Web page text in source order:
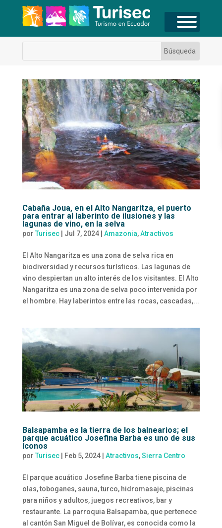
Cabaña Joua, en el Alto Nangaritza, el puerto
para entrar al laberinto de ilusiones y las
lagunas de vino, en la selva
por Turisec| Jul 7, 2024| Amazonia,Atractivos
El Alto Nangaritza es una zona de selva rica en
biodiversidad y recursos turísticos. Las lagunas de
vino despiertan un alto interés de los visitantes. El Alto
Nangaritza es una zona de selva poco intervenida por
el hombre. Hay laberintos entre las rocas, cascadas,...
Balsapamba es la tierra de los balnearios; el
parque acuático Josefina Barba es uno de sus
íconos
por Turisec| Feb 5, 2024| Atractivos,Sierra Centro
El parque acuático Josefine Barba tiene piscina de
olas, toboganes, sauna, turco, hidromasaje, piscinas
para niños y adultos, juegos recreativos, bar y
restaurante. La parroquia Balsapamba, que pertenece
al cantón San Miguel de Bolívar, es conocida como la